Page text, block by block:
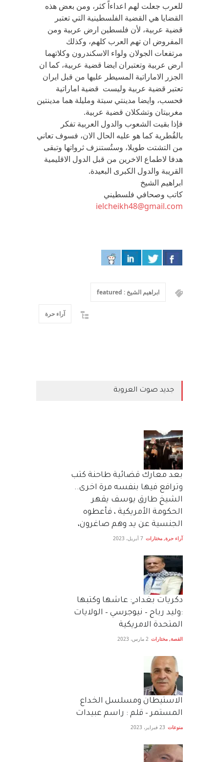
للعرب جعلت لهم اعداءاً كثر، ومن بعض هذه
القضايا هي القضية الفلسطينية التي تعتبر
قضية عربية، لأن فلسطين ارض عربية ومن
المفروض ان تهم العرب كلهم، وكذلك
مرتفعات الجولان ولواء الاسكندرون وكلاتهما
ارض عربية وتعتبران ايضا قضية عربية، كما ان
الجزر الاماراتية المسيطر عليها من قبل ايران
تعتبر قضية عربية وليست قضية اماراتية
فحسب، وايضا مدينتي سبتة ومليلة هما مدينتين
مغربيتان وتشكلان قضية عربية.
فإذا بقيت الشعوب والدول العربية تفكر
بالقُطرية كما هو عليه الحال الان، فسوف تعاني
من التشتت طويلا، وستُستنزف ثرواتها وتبقى
هدفا لاطماع الاخرين من قبل الدول الاقليمية
القريبة والدول الكبرى البعيدة.
ابراهيم الشيخ
كاتب وصحافي فلسطيني
ielcheikh48@gmail.com
ابراهيم الشيخ : featured
آراء حرة
جديد صوت العروبة
بعد معارك قضائية طاحنة كتب
وترافع فيها بنفسه مرة اخرى..
الشيخ طارق يوسف يقهر
الحكومة الأمريكية ، فأعطوه
الجنسية عن يد وهم صاغرون،
آراء حرة, مختارات 7 أبريل، 2023
دكريات بغداد ٍ: عاشها وكتبها
:وليد رباح – نيوجرسي – الولايات
المتحدة الامريكية
القصة, مختارات 2 مارس، 2023
الاستيطان ومسلسل الخداع
المستمر – قلم : راسم عبيدات
منوعات 23 فبراير، 2023